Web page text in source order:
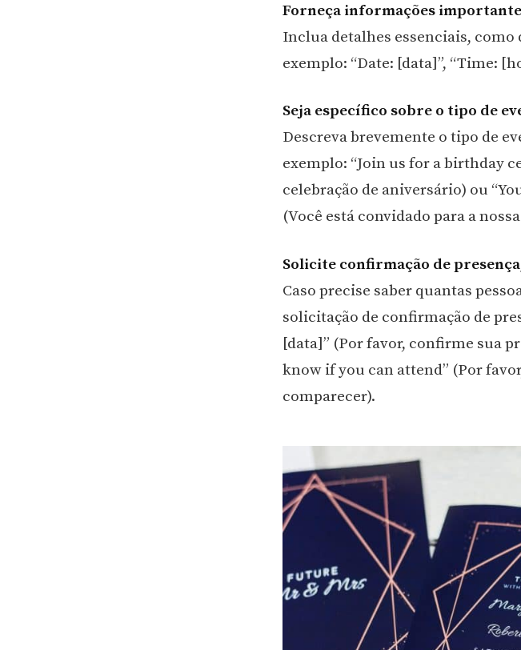
Forneça informações
Inclua detalhes essenciais, como
exemplo: “Date: [data]”, “Time:
Seja específico sobre o tipo de
Descreva brevemente o tipo de
exemplo: “Join us for a birthday
celebração de aniversário) ou
(Você está convidado para a
Solicite confirmação de
Caso precise saber quantas
solicitação de confirmação de
[data]” (Por favor, confirme sua
know if you can attend” (Por
comparecer).